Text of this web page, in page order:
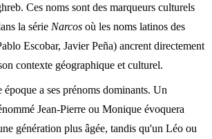
Ces noms sont des marqueurs culturels
la série Narcos où les noms latinos des
Escobar, Javier Peña) ancrent directement
contexte géographique et culturel.
époque a ses prénoms dominants. Un
Jean-Pierre ou Monique évoquera
génération plus âgée, tandis qu'un Léo ou